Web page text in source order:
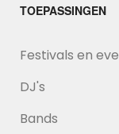
TOEPASSINGEN
Festivals en
DJ's
Bands